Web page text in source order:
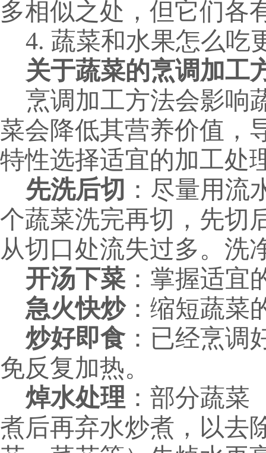
多相似之处，但它们各
4. 蔬菜和水果怎么吃
关于蔬菜的烹调加工
烹调加工方法会影响
菜会降低其营养价值，
特性选择适宜的加工处
先洗后切 ：尽量用
个蔬菜洗完再切，先切
从切口处流失过多。 洗
开汤下菜：掌握适宜
急火快炒：缩短蔬菜
炒好即食：已经烹调
免反复加热。
焯水处理 ：部分蔬
煮后再弃水炒煮，以去